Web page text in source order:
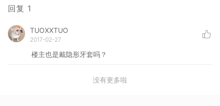
回复 1
TUOXXTUO
2017-02-27
楼主也是戴隐形牙套吗？
没有更多啦